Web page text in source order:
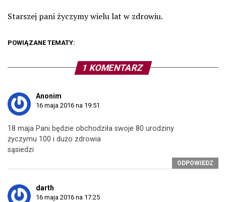
Starszej pani życzymy wielu lat w zdrowiu.
POWIĄZANE TEMATY:
1 KOMENTARZ
Anonim
16 maja 2016 na 19:51
18 maja Pani będzie obchodziła swoje 80 urodziny
życzymu 100 i dużo zdrowia
sąsiedzi
ODPOWIEDZ
darth
16 maja 2016 na 17:25